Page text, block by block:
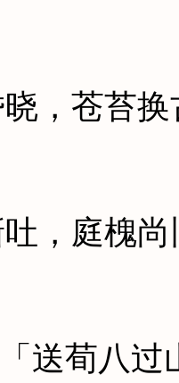
苍苔换
庭槐尚
荀八过